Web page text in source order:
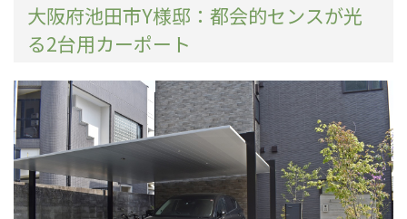
大阪府池田市Y様邸：都会的センスが光
る2台用カーポート